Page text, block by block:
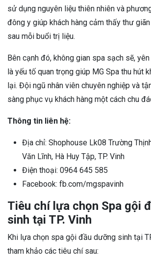
sử dụng nguyên liệu thiên nhiên và
đông y giúp khách hàng cảm thấy thư
sau mỗi buổi trị liệu.
Bên cạnh đó, không gian spa sạch sẽ,
là yếu tố quan trọng giúp MG Spa thu hút
lại. Đội ngũ nhân viên chuyên nghiệp và
sàng phục vụ khách hàng một cách chu
Thông tin liên hệ:
Địa chỉ: Shophouse Lk08 Trường
Văn Lĩnh, Hà Huy Tập, TP. Vinh
Điện thoại: 0964 645 585
Facebook: fb.com/mgspavinh
Tiêu chí lựa chọn Spa gội
sinh tại TP. Vinh
Khi lựa chọn spa gội đầu dưỡng sinh tại
tham khảo các tiêu chí sau: